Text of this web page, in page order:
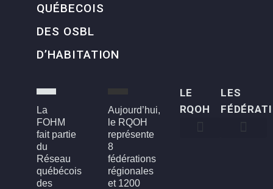
QUÉBECOIS
DES OSBL
D’HABITATION
La
FOHM
fait partie
du
Réseau
québécois
des
Aujourd’hui,
le RQOH
représente
8
fédérations
régionales
et 1200
LE
RQOH
LES